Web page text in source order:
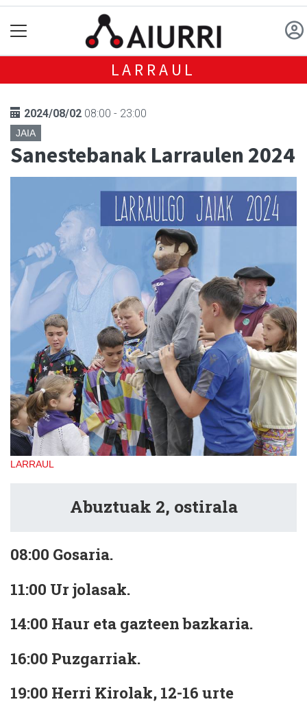
LARRAUL
2024/08/02 08:00 - 23:00
JAIA
Sanestebanak Larraulen 2024
LARRAUL
Abuztuak 2, ostirala
08:00 Gosaria.
11:00 Ur jolasak.
14:00 Haur eta gazteen bazkaria.
16:00 Puzgarriak.
19:00 Herri Kirolak, 12-16 urte